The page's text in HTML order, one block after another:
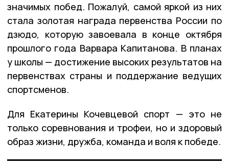
значимых побед. Пожалуй, самой яркой из них
стала золотая награда первенства России по
дзюдо, которую завоевала в конце октября
прошлого года Варвара Капитанова. В планах
у школы — достижение высоких результатов на
первенствах страны и поддержание ведущих
спортсменов.
Для Екатерины Кочевцевой спорт — это не
только соревнования и трофеи, но и здоровый
образ жизни, дружба, команда и воля к победе.